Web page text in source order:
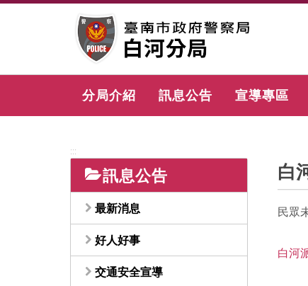
跳
內
分局介紹 訊息公告 宣導專區
:::
訊息公告
最新消息
好人好事
交通安全宣導
白
民眾
白河